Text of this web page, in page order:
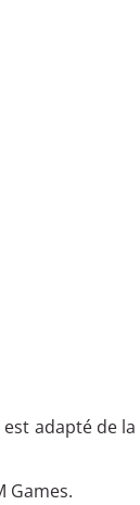
est adapté de la
Games.